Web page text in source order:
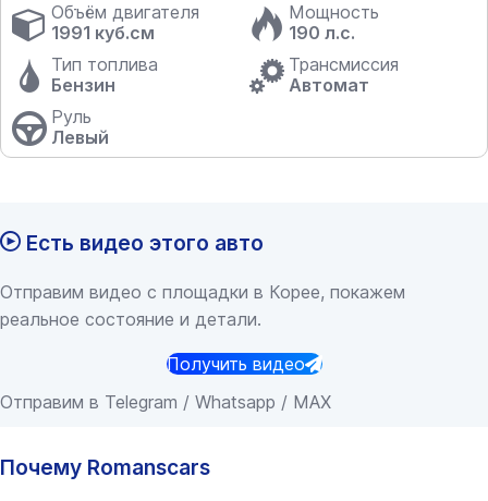
Объём двигателя
1991 куб.см
Мощность
190 л.с.
Тип топлива
Бензин
Трансмиссия
Автомат
Руль
Левый
Есть видео этого авто
Отправим видео с площадки в Корее, покажем
реальное состояние и детали.
Получить видео
Отправим в Telegram / Whatsapp / MAX
Почему Romanscars